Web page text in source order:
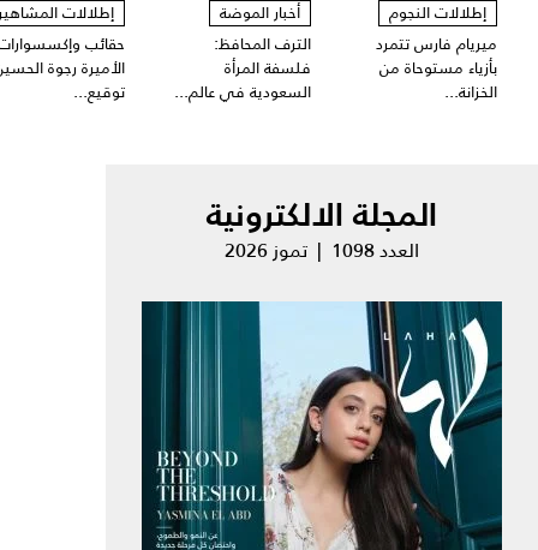
إطلالات النجوم
ميريام فارس تتمرد
بأزياء مستوحاة من
الخزانة...
أخبار الموضة
الترف المحافظ:
فلسفة المرأة
السعودية في عالم...
إطلالات
حقائب
الأميرة رجوة
توقيع...
المجلة الالكترونية
العدد 1098 | تموز 2026